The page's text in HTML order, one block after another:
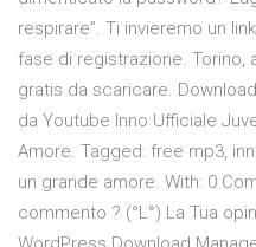
respirare”. Ti invieremo un
fase di registrazione. Torino,
gratis da scaricare.
da Youtube Inno Ufficiale
Amore. Tagged: free mp3,
un grande amore. With: 0
commento ? (°L°) La Tua